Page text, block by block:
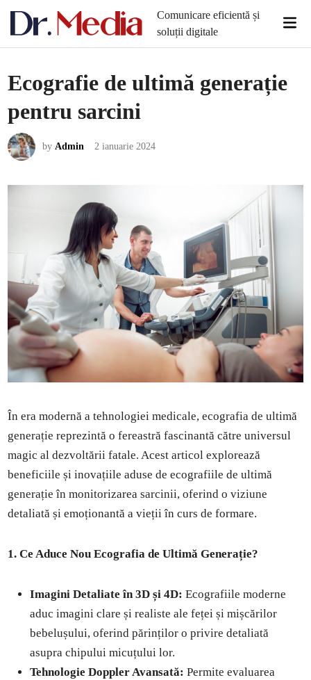
Comunicare eficientă și
soluții digitale
Ecografie de ultimă generație
pentru sarcini
byAdmin 2 ianuarie 2024
În era modernă a tehnologiei medicale, ecografia de ultimă
generație reprezintă o fereastră fascinantă către universul
magic al dezvoltării fatale. Acest articol explorează
beneficiile și inovațiile aduse de ecografiile de ultimă
generație în monitorizarea sarcinii, oferind o viziune
detaliată și emoționantă a vieții în curs de formare.
1. Ce Aduce Nou Ecografia de Ultimă Generație?
Imagini Detaliate în 3D și 4D: Ecografiile moderne
aduc imagini clare și realiste ale feței și mișcărilor
bebelușului, oferind părinților o privire detaliată
asupra chipului micuțului lor.
Tehnologie Doppler Avansată: Permite evaluarea